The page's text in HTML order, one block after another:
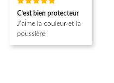
Note5
sur 5
C’est bien protecteur
J’aime la couleur et la
poussière